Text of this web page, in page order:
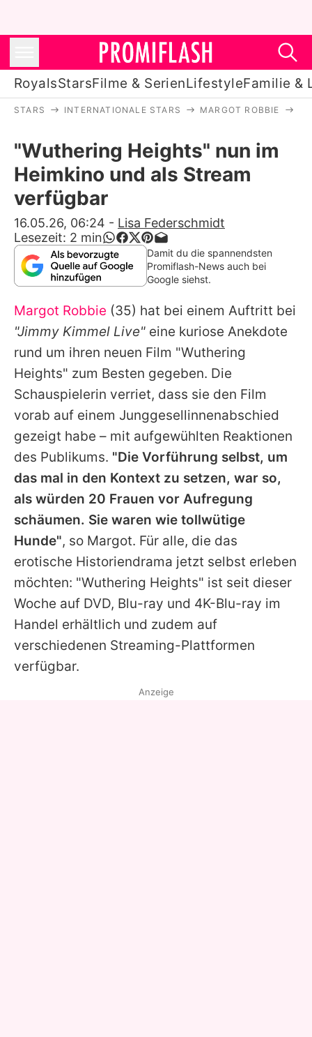
RoyalsStarsFilme & SerienLifestyleFamilie &
Stars
Filme & Serien
Lifestyle
Familie & Liebe
Promiflash Exklusiv
Alle Themen auf Promiflash
Jobs
App runterladen
Team
Redaktionelle Richtlinien
Impressum
Datenschutzerklärung
Utiq verwalten
STARS INTERNATIONALE STARS MARGOT ROBBIE
"Wuthering Heights" nun im
Heimkino und als Stream
verfügbar
16.05.26, 06:24 - Lisa Federschmidt
Lesezeit: 2 min
Damit du die spannendsten
Promiflash-News auch bei
Google siehst.
Margot Robbie (35) hat bei einem Auftritt bei
"Jimmy Kimmel Live" eine kuriose Anekdote
rund um ihren neuen Film "Wuthering
Heights" zum Besten gegeben. Die
Schauspielerin verriet, dass sie den Film
vorab auf einem Junggesellinnenabschied
gezeigt habe – mit aufgewühlten Reaktionen
des Publikums. "Die Vorführung selbst, um
das mal in den Kontext zu setzen, war so,
als würden 20 Frauen vor Aufregung
schäumen. Sie waren wie tollwütige
Hunde", so Margot. Für alle, die das
erotische Historiendrama jetzt selbst erleben
möchten: "Wuthering Heights" ist seit dieser
Woche auf DVD, Blu-ray und 4K-Blu-ray im
Handel erhältlich und zudem auf
verschiedenen Streaming-Plattformen
verfügbar.
Anzeige